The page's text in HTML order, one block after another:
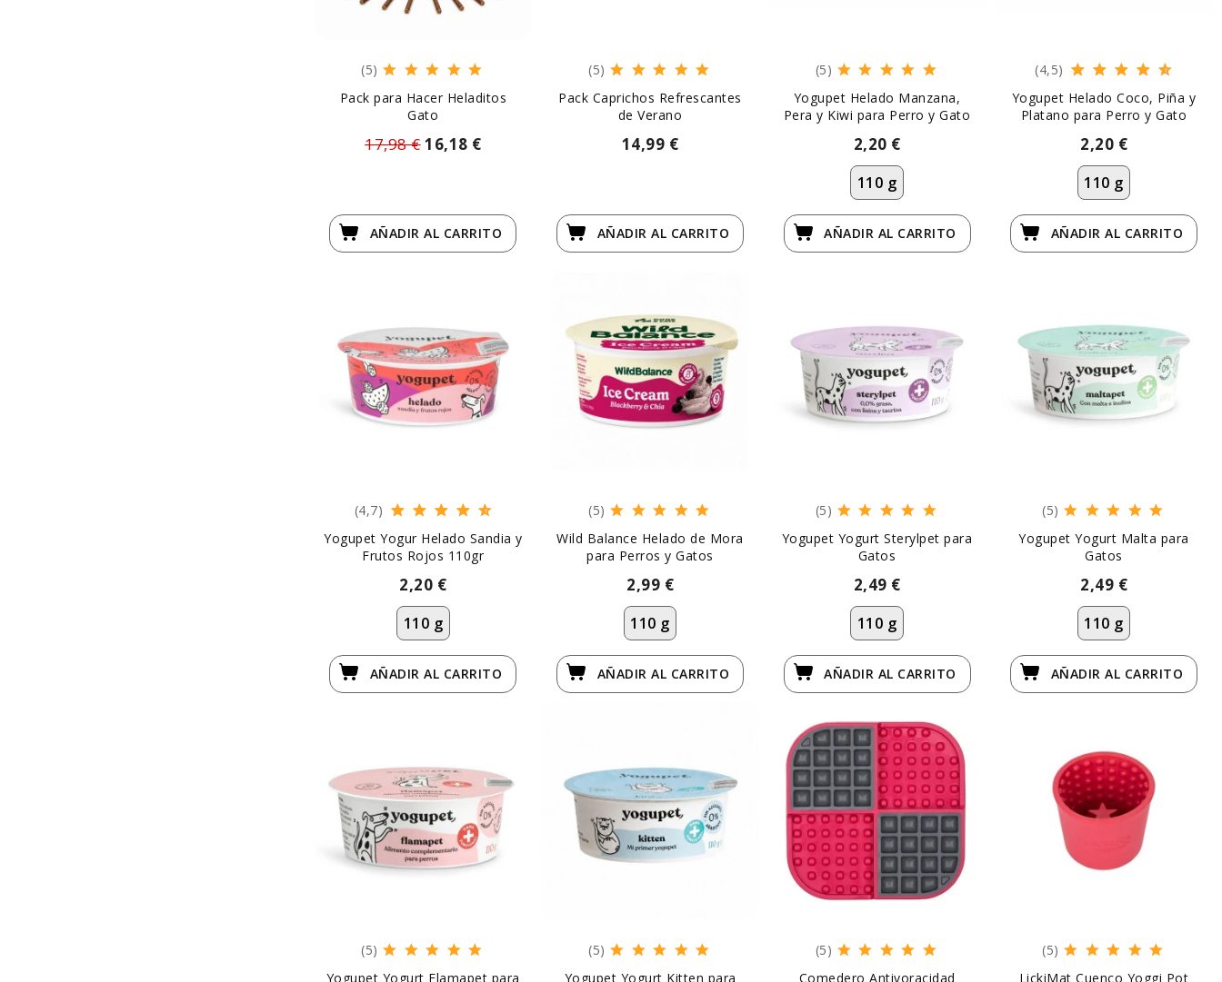
(5)
Pack para Hacer Heladitos
Gato
17,98 €16,18 €
AÑADIRAL CARRITO
(5)
Pack Caprichos Refrescantes
de Verano
14,99 €
AÑADIR AL CARRITO
(5)
Yogupet Helado Manzana,
Pera y Kiwi para Perro y Gato
2,20 €
110 g
AÑADIR AL CARRITO
(4,5)
Yogupet Helado Coco, Piña y
Platano para Perro y Gato
2,20 €
110 g
AÑADIRAL CARRITO
(4,7)
Yogupet Yogur Helado Sandia y
Frutos Rojos 110gr
2,20 €
110 g
AÑADIRAL CARRITO
(5)
Wild Balance Helado de Mora
para Perros y Gatos
2,99 €
110 g
AÑADIR AL CARRITO
(5)
Yogupet Yogurt Sterylpet para
Gatos
2,49 €
110 g
AÑADIR AL CARRITO
(5)
Yogupet Yogurt Malta para
Gatos
2,49 €
110 g
AÑADIRAL CARRITO
(5)
Yogupet Yogurt Flamapet para
(5)
Yogupet Yogurt Kitten para
(5)
Comedero Antivoracidad
(5)
LickiMat Cuenco Yoggi Pot